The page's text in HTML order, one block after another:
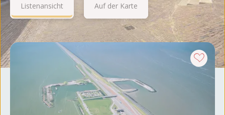
Listenansicht Auf der Karte